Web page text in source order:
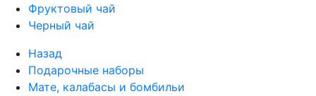
Фруктовый чай
Черный чай
Назад
Подарочные наборы
Мате, калабасы и бомбильи